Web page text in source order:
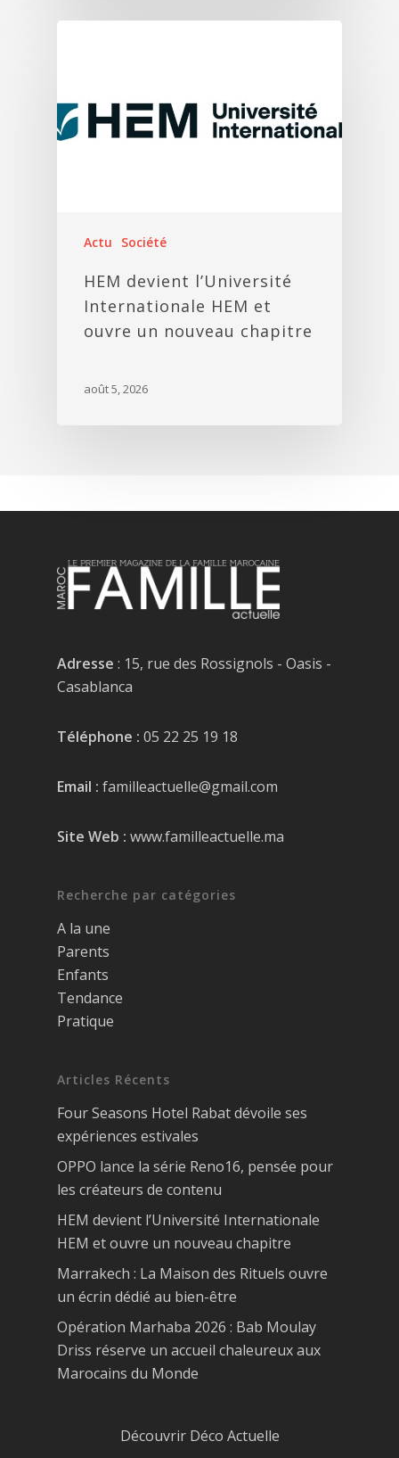
Actu Société
HEM devient l’Université
Internationale HEM et
ouvre un nouveau chapitre
août 5, 2026
Adresse : 15, rue des Rossignols - Oasis -
Casablanca
Téléphone : 05 22 25 19 18
Email : familleactuelle@gmail.com
Site Web : www.familleactuelle.ma
Recherche par catégories
A la une
Parents
Enfants
Tendance
Pratique
Articles Récents
Four Seasons Hotel Rabat dévoile ses
expériences estivales
OPPO lance la série Reno16, pensée pour
les créateurs de contenu
HEM devient l’Université Internationale
HEM et ouvre un nouveau chapitre
Marrakech : La Maison des Rituels ouvre
un écrin dédié au bien-être
Opération Marhaba 2026 : Bab Moulay
Driss réserve un accueil chaleureux aux
Marocains du Monde
Découvrir Déco Actuelle